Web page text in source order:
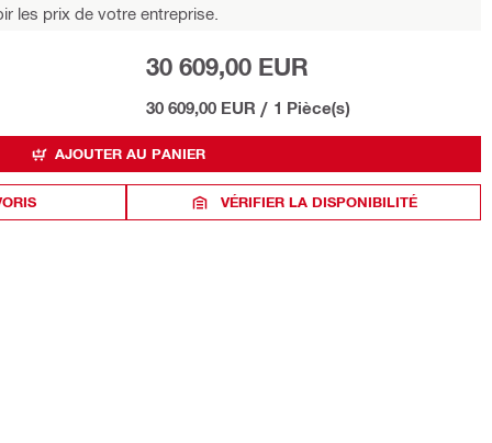
les prix de votre entreprise.
30 609,00 EUR
30 609,00 EUR / 1 Pièce(s)
AJOUTER AU PANIER
VÉRIFIER LA DISPONIBILITÉ